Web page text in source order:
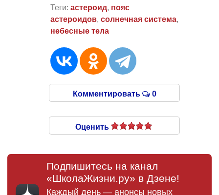
Теги: астероид, пояс
астероидов, солнечная система,
небесные тела
Комментировать 0
Оценить
Подпишитесь на канал
«ШколаЖизни.ру» в Дзене!
Каждый день — анонсы новых